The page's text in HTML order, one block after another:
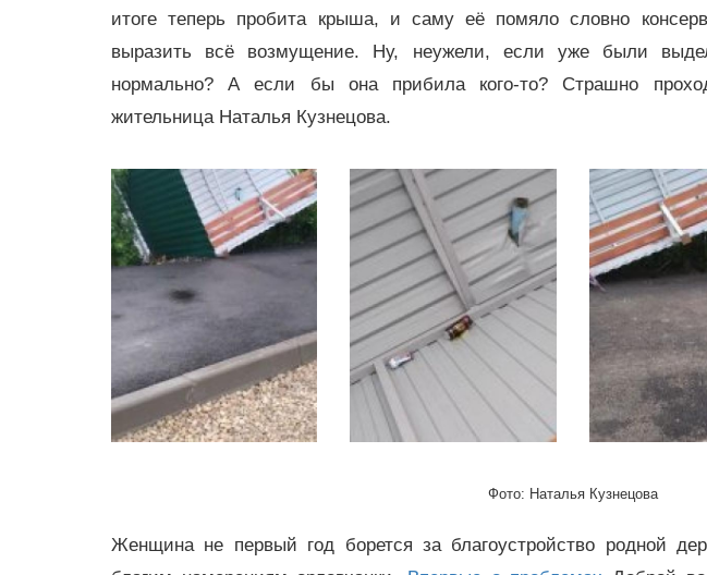
итоге теперь пробита крыша, и саму её помяло словно
выразить всё возмущение. Ну, неужели, если уже были
нормально? А если бы она прибила кого-то? Страшно
жительница Наталья Кузнецова.
Фото: Наталья Кузнецова
Женщина не первый год борется за благоустройство родной